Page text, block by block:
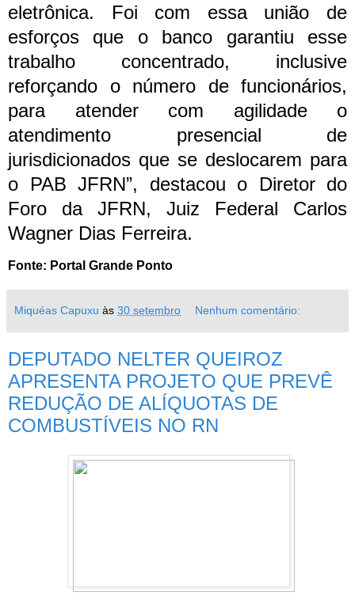
eletrônica. Foi com essa união de
esforços que o banco garantiu esse
trabalho concentrado, inclusive
reforçando o número de funcionários,
para atender com agilidade o
atendimento presencial de
jurisdicionados que se deslocarem para
o PAB JFRN”, destacou o Diretor do
Foro da JFRN, Juiz Federal Carlos
Wagner Dias Ferreira.
Fonte: Portal Grande Ponto
Miquéas Capuxu às 30 setembro Nenhum comentário:
DEPUTADO NELTER QUEIROZ
APRESENTA PROJETO QUE PREVÊ
REDUÇÃO DE ALÍQUOTAS DE
COMBUSTÍVEIS NO RN